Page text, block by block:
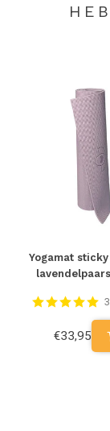
Yogamat
€33,95